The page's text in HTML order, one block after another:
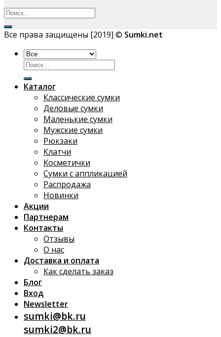
Все права защищены [2019] © Sumki.net
Искать:
Каталог
Классические сумки
Деловые сумки
Маленькие сумки
Мужские сумки
Рюкзаки
Клатчи
Косметички
Сумки с аппликацией
Распродажа
Новинки
Акции
Партнерам
Контакты
Отзывы
О нас
Доставка и оплата
Как сделать заказ
Блог
Вход
Newsletter
sumki@bk.ru
sumki2@bk.ru